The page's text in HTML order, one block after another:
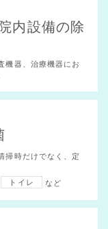
内設備の除
機器、治療機器にお
掃時だけでなく、定
トイレ など